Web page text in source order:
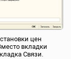
цен
вкладки
Связи.